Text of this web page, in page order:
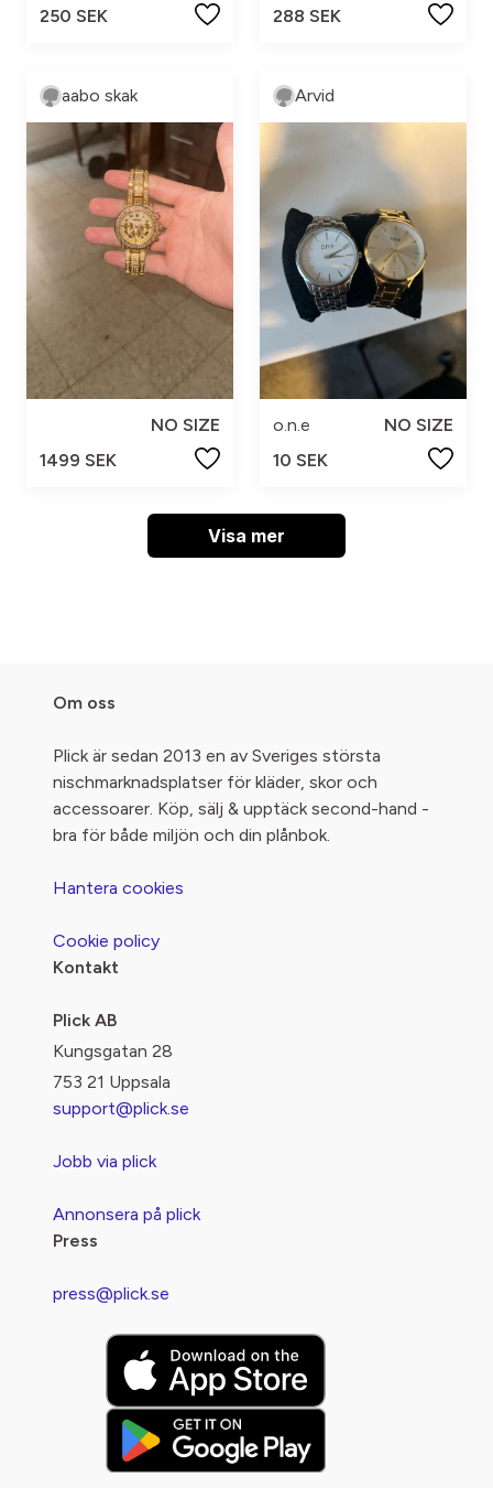
250 SEK
288 SEK
aabo skak
NO SIZE
1499 SEK
Arvid
o.n.e
NO SIZE
10 SEK
Visa mer
Om oss
Plick är sedan 2013 en av Sveriges största
nischmarknadsplatser för kläder, skor och
accessoarer. Köp, sälj & upptäck second-hand -
bra för både miljön och din plånbok.
Hantera cookies
Cookie policy
Kontakt
Plick AB
Kungsgatan 28
753 21 Uppsala
support@plick.se
Jobb via plick
Annonsera på plick
Press
press@plick.se